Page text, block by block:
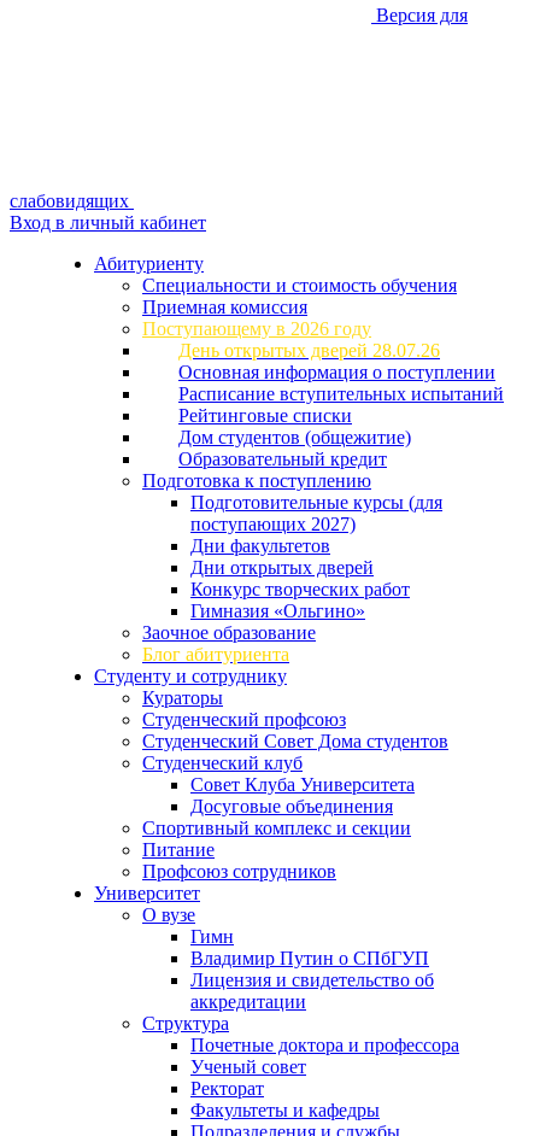
Версия для
слабовидящих
Вход в личный кабинет
Абитуриенту
Специальности и стоимость обучения
Приемная комиссия
Поступающему в 2026 году
День открытых дверей 28.07.26
Основная информация о поступлении
Расписание вступительных испытаний
Рейтинговые списки
Дом студентов (общежитие)
Образовательный кредит
Подготовка к поступлению
Подготовительные курсы (для
поступающих 2027)
Дни факультетов
Дни открытых дверей
Конкурс творческих работ
Гимназия «Ольгино»
Заочное образование
Блог абитуриента
Студенту и сотруднику
Кураторы
Студенческий профсоюз
Студенческий Совет Дома студентов
Студенческий клуб
Совет Клуба Университета
Досуговые объединения
Спортивный комплекс и секции
Питание
Профсоюз сотрудников
Университет
О вузе
Гимн
Владимир Путин о СПбГУП
Лицензия и свидетельство об
аккредитации
Структура
Почетные доктора и профессора
Ученый совет
Ректорат
Факультеты и кафедры
Подразделения и службы